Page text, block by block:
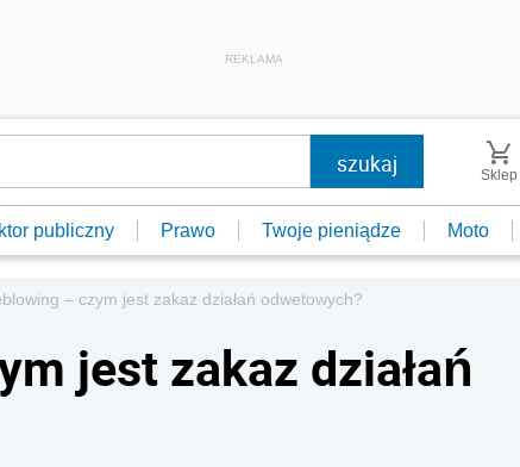
REKLAMA
Sklep
publiczny Prawo Twoje pieniądze Moto
– czym jest zakaz działań odwetowych?
jest zakaz działań